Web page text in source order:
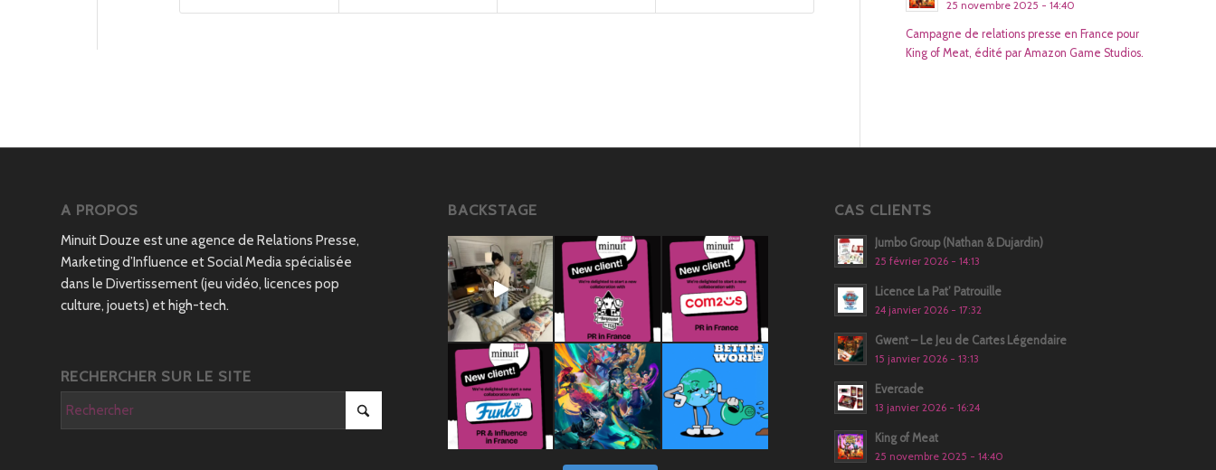
25 novembre 2025 - 14:40
Campagne de relations presse en France pour
King of Meat, édité par Amazon Game Studios.
A PROPOS
Minuit Douze est une agence de Relations Presse,
Marketing d’Influence et Social Media spécialisée
dans le Divertissement (jeu vidéo, licences pop
culture, jouets) et high-tech.
RECHERCHER SUR LE SITE
BACKSTAGE CAS CLIENTS
Jumbo Group (Nathan & Dujardin)
25 février 2026 - 14:13
Licence La Pat’ Patrouille
24 janvier 2026 - 17:32
Gwent – Le Jeu de Cartes Légendaire
15 janvier 2026 - 13:13
Evercade
13 janvier 2026 - 16:24
King of Meat
25 novembre 2025 - 14:40